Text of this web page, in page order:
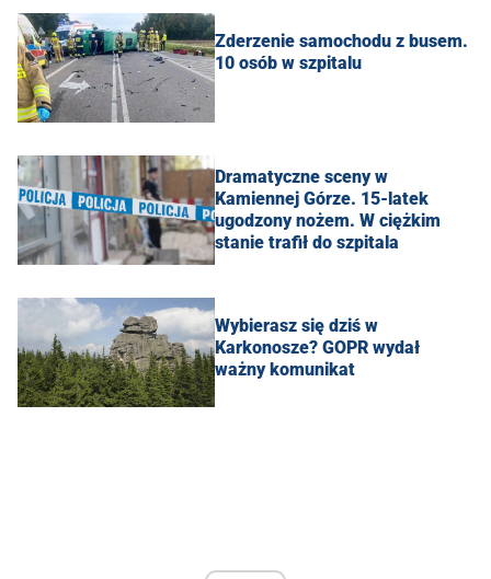
Zderzenie samochodu z busem.
10 osób w szpitalu
Dramatyczne sceny w
Kamiennej Górze. 15-latek
ugodzony nożem. W ciężkim
stanie trafił do szpitala
Wybierasz się dziś w
Karkonosze? GOPR wydał
ważny komunikat